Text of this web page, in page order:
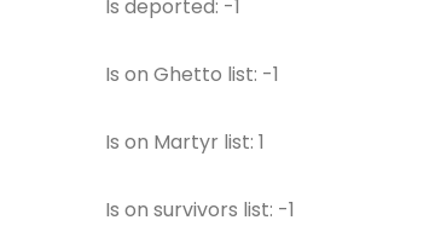
Is deported: -1
Is on Ghetto list: -1
Is on Martyr list: 1
Is on survivors list: -1